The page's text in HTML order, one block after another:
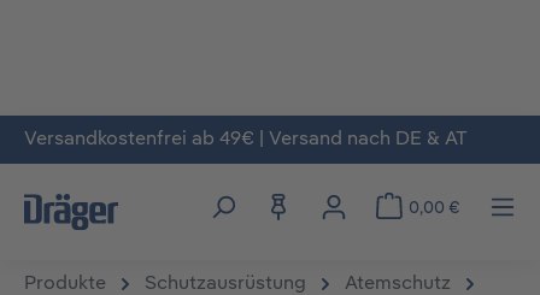
Zum Hauptinhalt springen
Versandkostenfrei ab 49€ | Versand nach DE & AT
0,00 €
Produkte Schutzausrüstung
Atemschutz